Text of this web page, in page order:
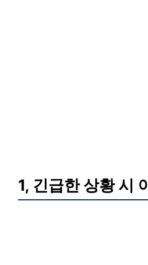
1, 긴급한 상황 시